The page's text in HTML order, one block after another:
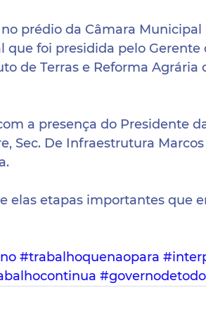
prédio da Câmara
foi presidida pelo Gerente
de Terras e Reforma Agrária
a presença do Presidente
Sec. De Infraestrutura
elas etapas importantes que
#trabalhoquenaopara